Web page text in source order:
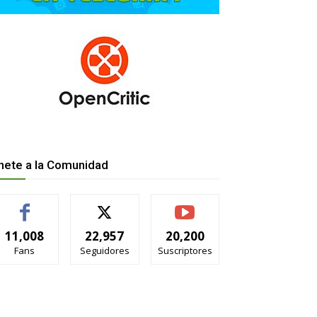
a la Comunidad
11,008
Fans
22,957
Seguidores
20,200
Suscriptores